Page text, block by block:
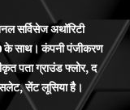
सर्विसेज अथॉरिटी
के साथ। कंपनी पंजीकरण
पता ग्राउंड फ्लोर, द
सेंट लूसिया है।